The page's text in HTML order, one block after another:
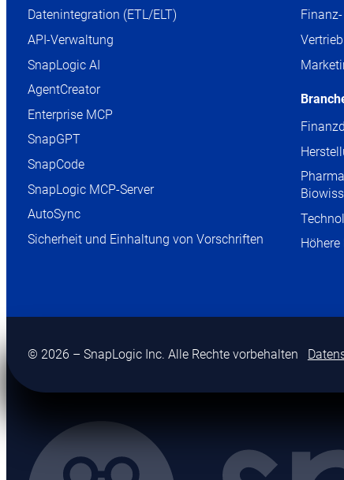
Datenintegration (ETL/ELT)
API-Verwaltung
SnapLogic AI
AgentCreator
Enterprise MCP
SnapGPT
SnapCode
SnapLogic MCP-Server
AutoSync
Sicherheit und Einhaltung von Vorschriften
Vertrieb
© 2026 – SnapLogic Inc. Alle Rechte vorbehalten